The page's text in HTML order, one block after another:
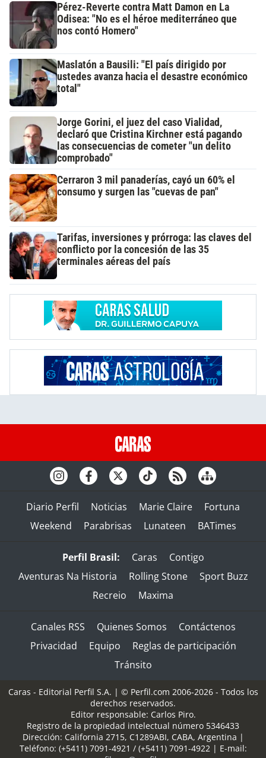
Pérez-Reverte contra Matt Damon en La
Odisea: "No es el héroe mediterráneo que
nos contó Homero"
Maslatón a Bausili: "El país dirigido por
ustedes avanza hacia el desastre económico
total"
Jorge Gorini, el juez del caso Vialidad,
declaró que Cristina Kirchner está pagando
las consecuencias de cometer "un delito
comprobado"
Cerraron 3 mil panaderías, cayó un 60% el
consumo y surgen las "cuevas de pan"
Tarifas, inversiones y prórroga: las claves del
conflicto por la concesión de las 35
terminales aéreas del país
Diario Perfil Noticias Marie Claire
Fortuna
Weekend
Parabrisas Lunateen BATimes
Perfil Brasil: Caras
Contigo
Aventuras Na Historia
Rolling Stone
Sport Buzz
Recreio
Maxima
Canales RSS Quienes Somos
Contáctenos
Privacidad
Equipo
Reglas de participación
Tránsito
Caras - Editorial Perfil S.A. | © Perfil.com 2006-2026 - Todos los
derechos reservados.
Editor responsable: Carlos Piro.
Registro de la propiedad intelectual número 5346433
Dirección: California 2715, C1289ABI, CABA, Argentina |
Teléfono: (+5411) 7091-4921 / (+5411) 7091-4922| E-mail: